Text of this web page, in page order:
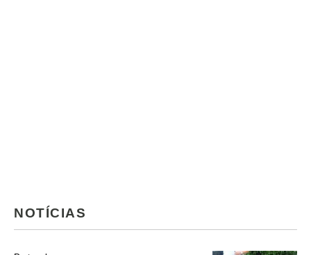
NOTÍCIAS